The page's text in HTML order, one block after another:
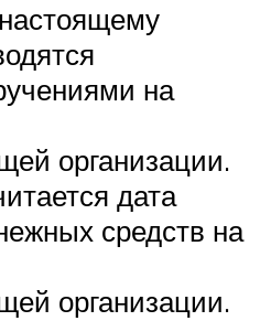
на
организации.
дата
средств на
организации.